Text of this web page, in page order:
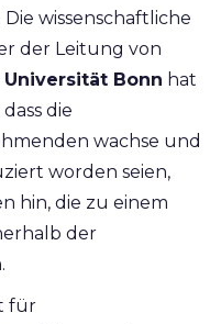
wissenschaftliche
der Leitung von
Universität Bonn hat
die
wachse und
worden seien,
hin, die zu einem
der
für